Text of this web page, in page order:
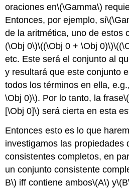
oraciones en\(\Gamma\)
Entonces, por ejemplo, si
de la aritmética, uno de estos
(\Obj 0\)\((\Obj 0 + \Obj 0)\)
etc. Este será el conjunto al
y resultará que este conjunto
todos los términos en ella,
\Obj 0)\). Por lo tanto, la frase
[\Obj 0]\) será cierta en esta
Entonces esto es lo que
investigamos las propiedades
consistentes completos, en
un conjunto consistente
B\) iff contiene ambos\(A\) y